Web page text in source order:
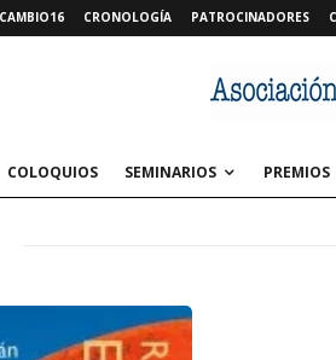
CRONOLOGÍA PATROCINADORES
COLOQUIOS SEMINARIOS PREMIOS